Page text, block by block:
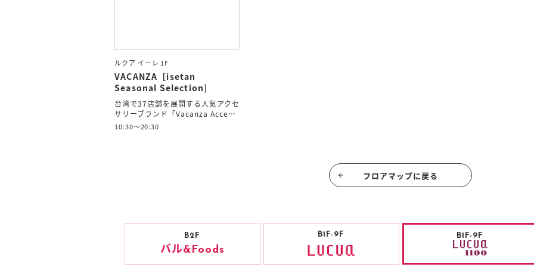
ルクア イーレ 1F
VACANZA［isetan
Seasonal Selection］
台湾で37店舗を展開する人気アクセ
サリーブランド「Vacanza Acce…
10:30～20:30
フロアマップに戻る
B2F
バル&Foods
B1F-9F B1F-9F